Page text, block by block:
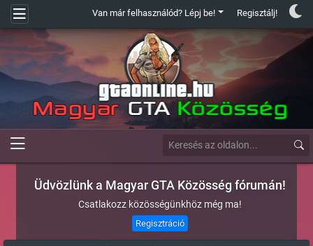
Van már felhasználód? Lépj be! Regisztálj!
Üdvözlünk a Magyar GTA Közösség fórumán!
Csatlakozz közösségünkhöz még ma!
Regisztráció